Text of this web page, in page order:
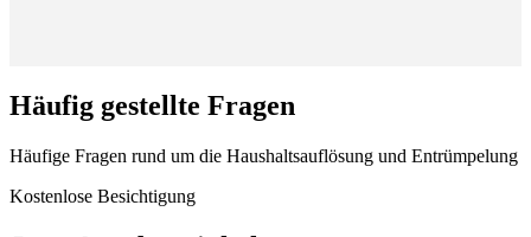
Häufig gestellte Fragen
Häufige Fragen rund um die Haushaltsauflösung und Entrümpelung
Kostenlose Besichtigung